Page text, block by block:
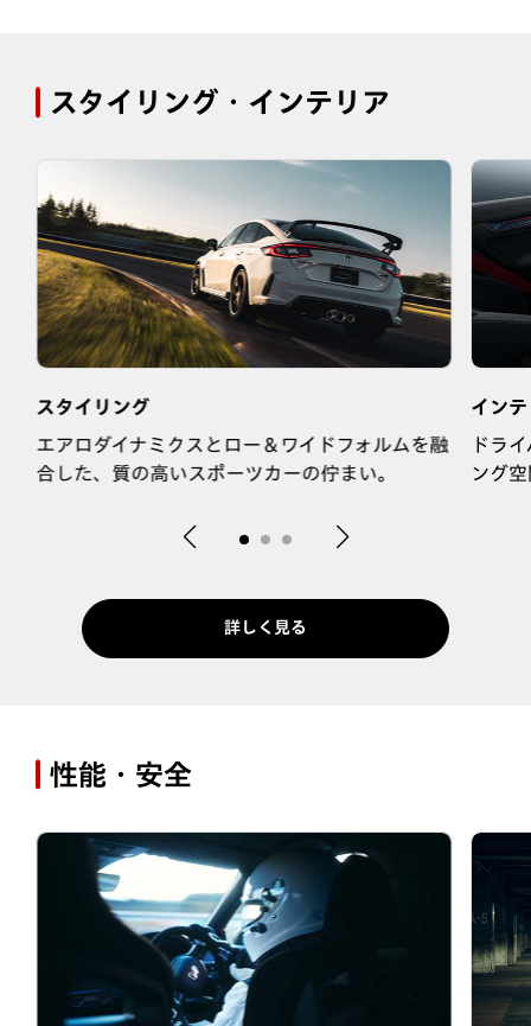
スタイリング・インテリア
スタイリング
エアロダイナミクスとロー＆ワイドフォルムを融
合した、質の高いスポーツカーの佇まい。
イン
ドラ
ング
詳しく見る
性能・安全